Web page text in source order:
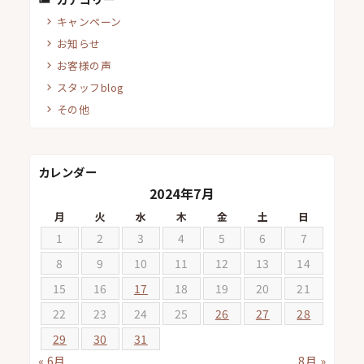
キャンペーン
お知らせ
お客様の声
スタッフblog
その他
カレンダー
2024年7月
月 火 水 木 金 土 日
1 2 3 4 5 6
7
8
9 10 11 12 13
14
15
16 17 18 19 20
21
22
23 24 25 26 27
28
29
30
31